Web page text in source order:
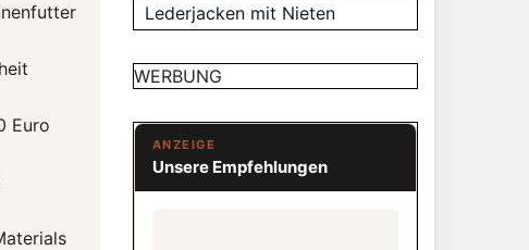
Euro
Lederjacken mit Nieten
WERBUNG
ANZEIGE
Unsere Empfehlungen